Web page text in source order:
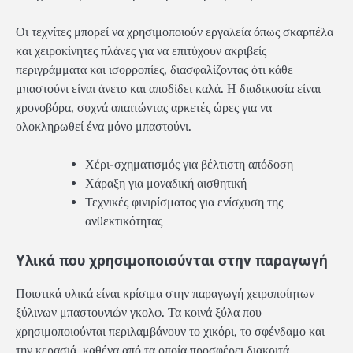
Οι τεχνίτες μπορεί να χρησιμοποιούν εργαλεία όπως σκαρπέλα
και χειροκίνητες πλάνες για να επιτύχουν ακριβείς
περιγράμματα και ισορροπίες, διασφαλίζοντας ότι κάθε
μπαστούνι είναι άνετο και αποδίδει καλά. Η διαδικασία είναι
χρονοβόρα, συχνά απαιτώντας αρκετές ώρες για να
ολοκληρωθεί ένα μόνο μπαστούνι.
Χέρι-σχηματισμός για βέλτιστη απόδοση
Χάραξη για μοναδική αισθητική
Τεχνικές φινιρίσματος για ενίσχυση της
ανθεκτικότητας
Υλικά που χρησιμοποιούνται στην παραγωγή
Ποιοτικά υλικά είναι κρίσιμα στην παραγωγή χειροποίητων
ξύλινων μπαστουνιών γκολφ. Τα κοινά ξύλα που
χρησιμοποιούνται περιλαμβάνουν το χικόρι, το σφένδαμο και